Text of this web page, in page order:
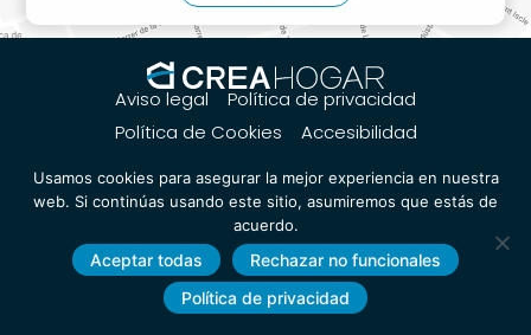
Aviso legal
Política de privacidad
Política de Cookies
Accesibilidad
Usamos cookies para asegurar la mejor experiencia en nuestra
web. Si continúas usando este sitio, asumiremos que estás de
acuerdo.
Aceptar todas
Rechazar no funcionales
Política de privacidad